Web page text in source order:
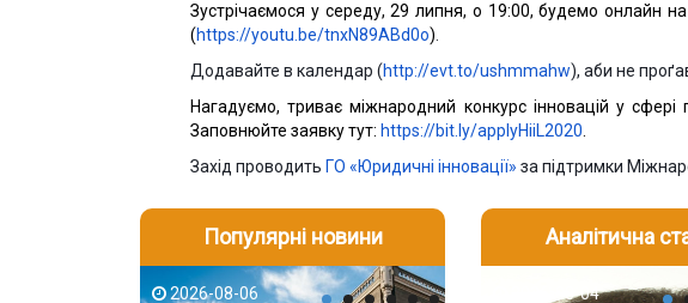
Зустрічаємося у середу, 29 липня, о 19:00, будемо онлайн
(https://youtu.be/tnxN89ABd0o)
Додавайте в календар (http://evt.to/ushmmahw), аби не
Нагадуємо, триває міжнародний конкурс інновацій у
Заповнюйте заявку тут: https://bit.ly/applyHiiL2020
Захід проводить ГО «Юридичні інновації» за підтримки
Популярні новини
2026-08-06
Аналітична
2026-08-03 2026-08-04
2026-08-05